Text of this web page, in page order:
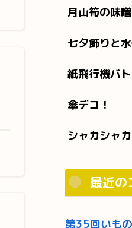
月山筍の味
七夕飾りと
紙飛行機バト
傘デコ！
シャカシャ
最近の
第35回いも